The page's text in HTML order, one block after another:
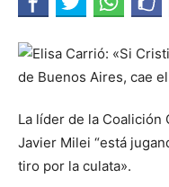
La líder de la
Javier Milei “está
tiro por la culata».